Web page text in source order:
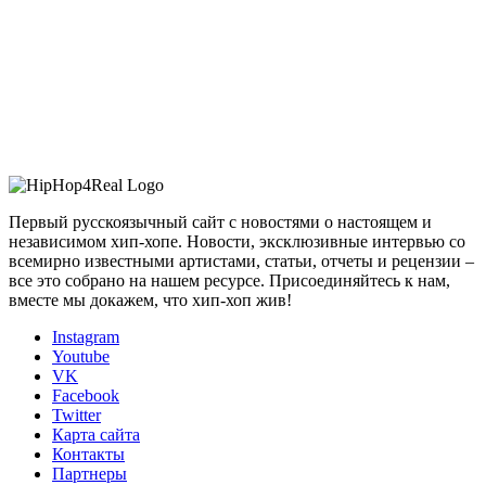
Первый русскоязычный сайт с новостями о настоящем и
независимом хип-хопе. Новости, эксклюзивные интервью со
всемирно известными артистами, статьи, отчеты и рецензии –
все это собрано на нашем ресурсе. Присоединяйтесь к нам,
вместе мы докажем, что хип-хоп жив!
Instagram
Youtube
VK
Facebook
Twitter
Карта сайта
Контакты
Партнеры